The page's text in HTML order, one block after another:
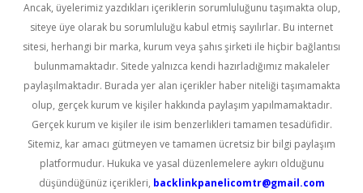
Ancak, üyelerimiz yazdıkları içeriklerin sorumluluğunu taşımakta olup,
siteye üye olarak bu sorumluluğu kabul etmiş sayılırlar. Bu internet
sitesi, herhangi bir marka, kurum veya şahıs şirketi ile hiçbir bağlantısı
bulunmamaktadır. Sitede yalnızca kendi hazırladığımız makaleler
paylaşılmaktadır. Burada yer alan içerikler haber niteliği taşımamakta
olup, gerçek kurum ve kişiler hakkında paylaşım yapılmamaktadır.
Gerçek kurum ve kişiler ile isim benzerlikleri tamamen tesadüfidir.
Sitemiz, kar amacı gütmeyen ve tamamen ücretsiz bir bilgi paylaşım
platformudur. Hukuka ve yasal düzenlemelere aykırı olduğunu
düşündüğünüz içerikleri, backlinkpanelicomtr@gmail.com